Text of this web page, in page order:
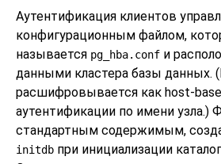
Аутентификация клиентов
конфигурационным файлом,
называется pg_hba.conf и
данными кластера базы данных. (
расшифровывается как host-
аутентификации по имени узла.)
стандартным содержимым,
initdb при инициализации